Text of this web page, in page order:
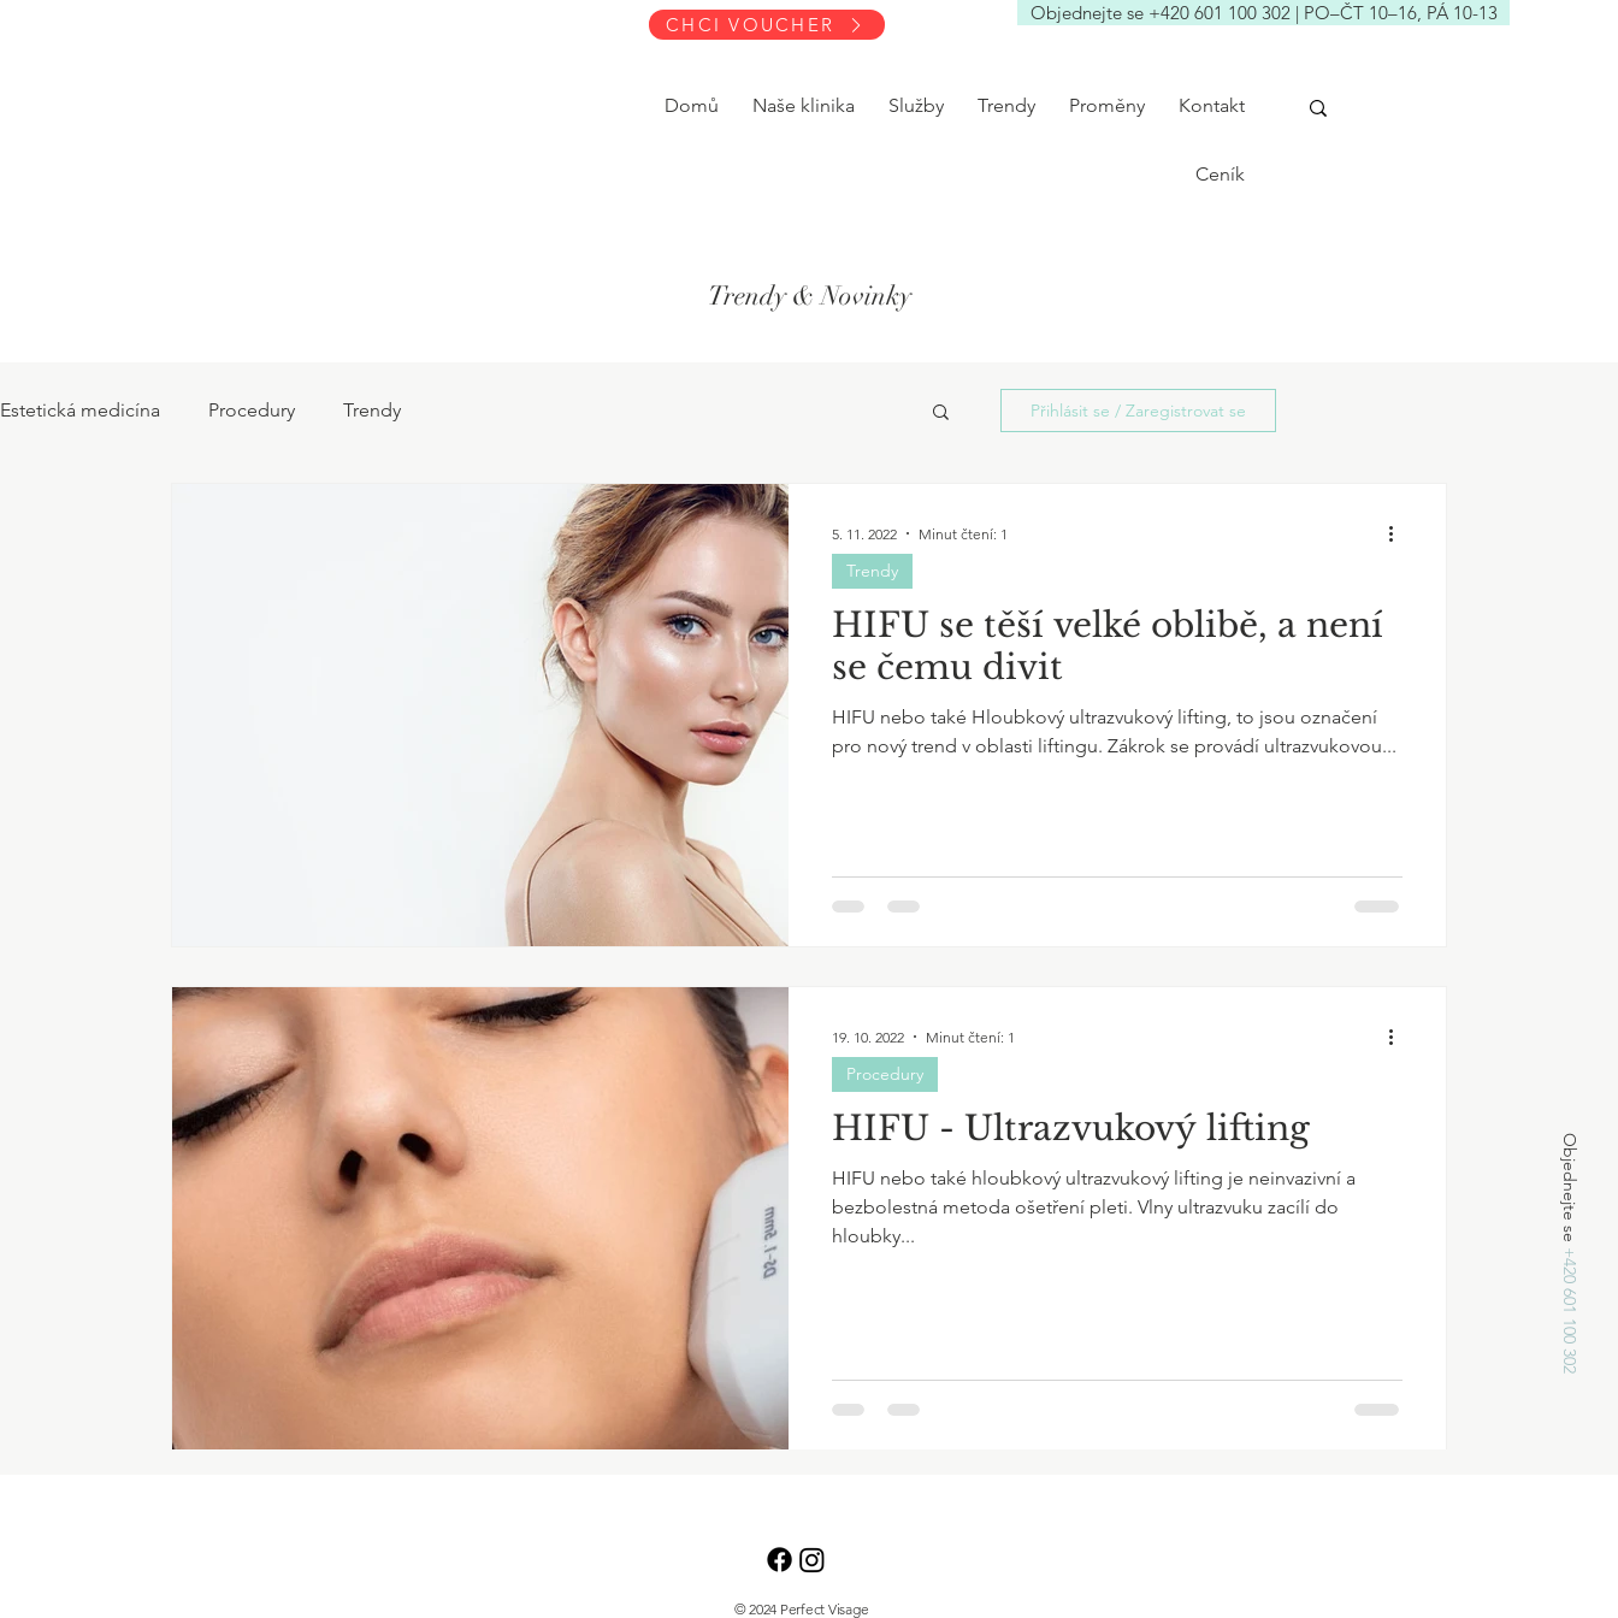
CHCI VOUCHER
Domů Naše klinika Služby Trendy Proměny Kontakt
Ceník
Objednejte se +420 601 100 302 | PO–ČT 10–16, PÁ 10-13
Trendy & Novinky
Estetická medicína Procedury Trendy Přihlásit se / Zaregistrovat se
HIFU se těší velké oblibě, a není
se čemu divit
HIFU nebo také Hloubkový ultrazvukový lifting, to jsou označení
pro nový trend v oblasti liftingu. Zákrok se provádí ultrazvukovou...
Trendy
5. 11. 2022 Minut čtení: 1
HIFU - Ultrazvukový lifting
HIFU nebo také hloubkový ultrazvukový lifting je neinvazivní a
bezbolestná metoda ošetření pleti. Vlny ultrazvuku zacílí do
hloubky...
Procedury
19. 10. 2022 Minut čtení: 1
Objednejte se
+420 601 100 302
© 2024 Perfect Visage